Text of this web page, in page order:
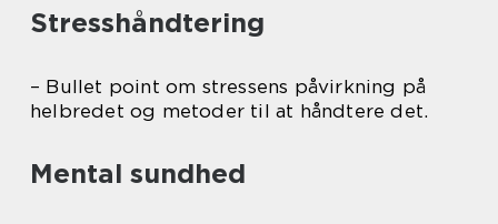
Stresshåndtering
– Bullet point om stressens påvirkning på
helbredet og metoder til at håndtere det.
Mental sundhed